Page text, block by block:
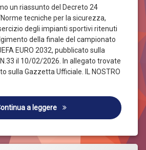
un riassunto del Decreto 24
tecniche per la sicurezza,
degli impianti sportivi ritenuti
della finale del campionato
EURO 2032, pubblicato sulla
il 10/02/2026. In allegato trovate
sulla Gazzetta Ufficiale. IL NOSTRO
a leggere NORME TECNICHE PER